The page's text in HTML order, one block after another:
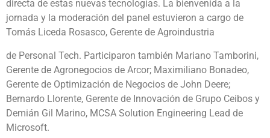
directa de estas nuevas tecnologías. La bienvenida a la
jornada y la moderación del panel estuvieron a cargo de
Tomás Liceda Rosasco, Gerente de Agroindustria
de Personal Tech. Participaron también Mariano Tamborini,
Gerente de Agronegocios de Arcor; Maximiliano Bonadeo,
Gerente de Optimización de Negocios de John Deere;
Bernardo Llorente, Gerente de Innovación de Grupo Ceibos y
Demián Gil Marino, MCSA Solution Engineering Lead de
Microsoft.